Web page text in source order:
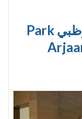
فندق بارك أرجان باي روتانا أبوظبي Park